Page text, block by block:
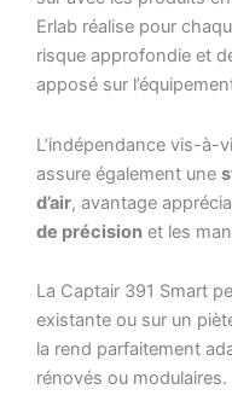
Erlab réalise pour
risque approfondie et
apposé sur
L’indépendance vis-à-
assure également une
d’air, avantage
de précision et les
La Captair 391 Smart
existante ou sur un
la rend parfaitement
rénovés ou modulaires.